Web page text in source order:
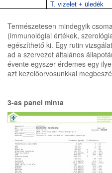
T. vizelet + üledék
Természetesen mindegyik
(immunológiai értékek,
egészíthető ki. Egy rutin
ad a szervezet általános
évente egyszer érdemes egy
azt kezelőorvosunkkal
3-as panel minta